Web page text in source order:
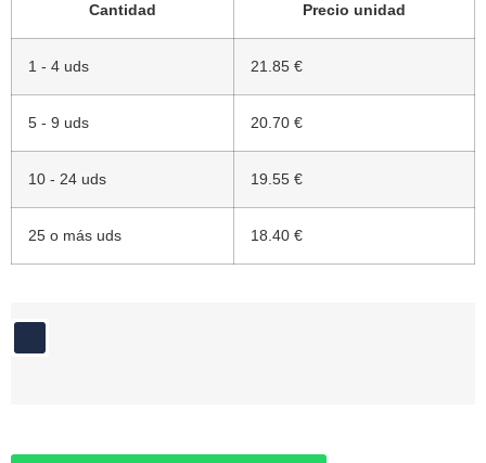
Cantidad Precio unidad
1 - 4 uds 21.85 €
5 - 9 uds 20.70 €
10 - 24 uds 19.55 €
25 o más uds 18.40 €